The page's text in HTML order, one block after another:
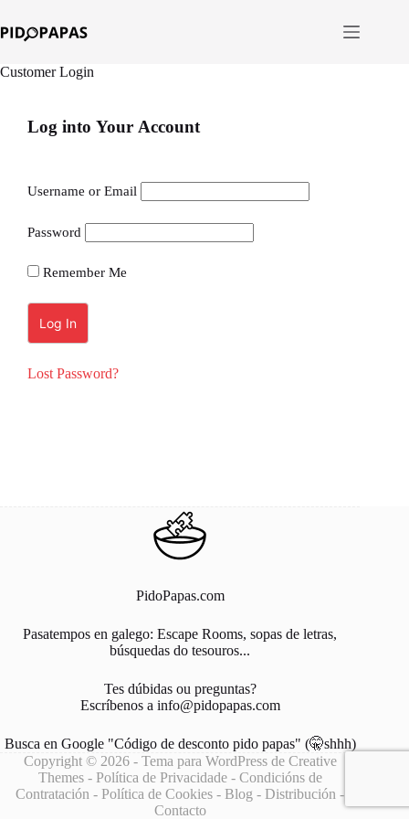
ao
contido
Customer Login
Log into Your Account
Username or Email
Password
Remember Me
Lost Password?
PidoPapas.com
Pasatempos en galego: Escape Rooms, sopas de letras,
búsquedas do tesouros...
Tes dúbidas ou preguntas?
Escríbenos a info@pidopapas.com
Busca en Google "Código de desconto pido papas" (🤫shhh)
Copyright © 2026 - Tema para WordPress de Creative
Themes- Política de Privacidade- Condicións de
Contratación -Política de Cookies -Blog -Distribución -
Contacto